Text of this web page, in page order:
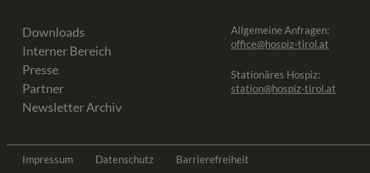
Downloads
Interner Bereich
Presse
Partner
Newsletter Archiv
Allgemeine Anfragen:
office@hospiz-tirol.at
Stationäres Hospiz:
station@hospiz-tirol.at
Impressum Datenschutz Barrierefreiheit